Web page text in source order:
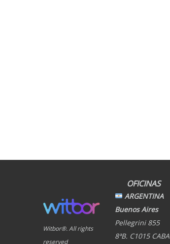
Witbor®. All rights
reserved
OFICINAS
ARGENTINA
Buenos Aires
Pellegrini 855
8ªB. C1015 CABA